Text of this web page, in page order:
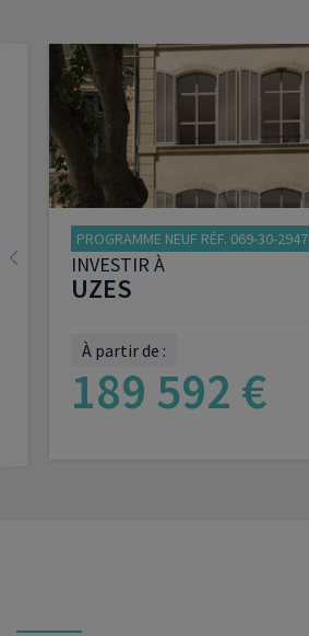
PROGRAMME NEUF RÉF. 069-30-2947
INVESTIR À
UZES
À partir de :
189 592 €